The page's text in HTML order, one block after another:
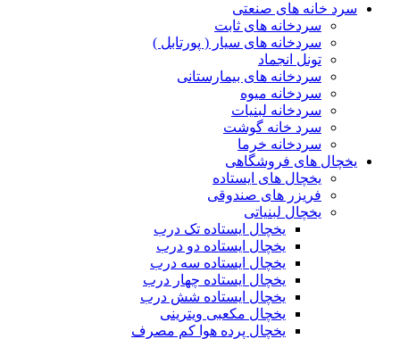
سرد خانه های صنعتی
سردخانه های ثابت
سردخانه های سیار ( پورتابل )
تونل انجماد
سردخانه های بیمارستانی
سردخانه میوه
سردخانه لبنیات
سرد خانه گوشت
سردخانه خرما
یخچال های فروشگاهی
یخچال های ایستاده
فریزر های صندوقی
یخچال لبنیاتی
یخچال ایستاده تک درب
یخچال ایستاده دو درب
یخچال ایستاده سه درب
یخچال ایستاده چهار درب
یخچال ایستاده شش درب
یخچال مکعبی ویترینی
یخچال پرده هوا کم مصرف